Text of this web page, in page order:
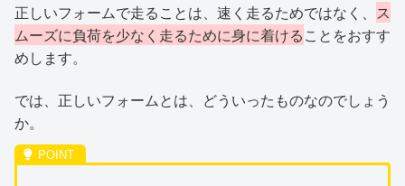
正しいフォームで走ることは、速く走るためではなく、 ス
ムーズに負荷を少なく走るために身に着けることをおすす
めします。
では、正しいフォームとは、どういったものなのでしょう
か。